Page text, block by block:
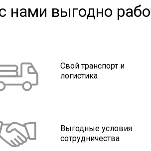
нами выгодно
Свой транспорт и
логистика
Выгодные условия
сотрудничества